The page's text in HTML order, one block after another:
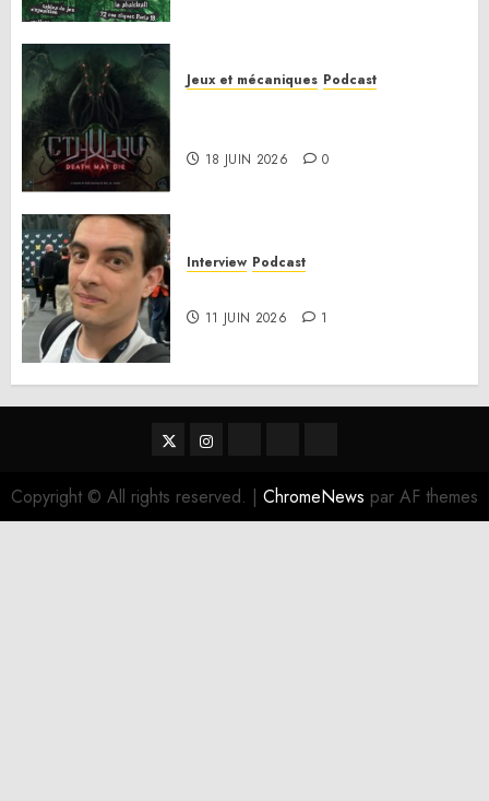
Jeux et mécaniques Podcast
18 JUIN 2026 0
Interview Podcast
11 JUIN 2026 1
TwitterInstagram
Copyright © All rights reserved. | ChromeNews par AF themes